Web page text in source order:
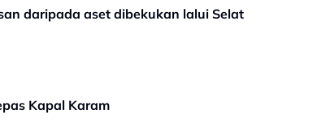
daripada aset dibekukan lalui Selat
Kapal Karam